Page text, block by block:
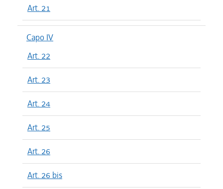
Art. 21
Capo IV
Art. 22
Art. 23
Art. 24
Art. 25
Art. 26
Art. 26 bis